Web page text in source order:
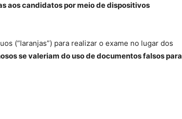
aos candidatos por meio de dispositivos
(“laranjas”) para realizar o exame no lugar dos
se valeriam do uso de documentos falsos para